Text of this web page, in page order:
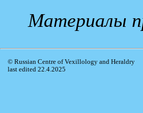
Материалы
© Russian Centre of Vexillology and Heraldry
last edited 22.4.2025